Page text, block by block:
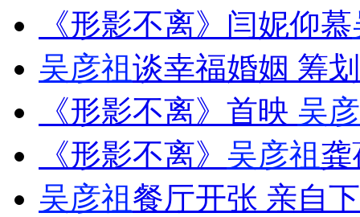
安徽一实载49人客车翻车
走！跟着总书记去植树
消防员救轻生者 花炮节热闹非凡 减压"枕头大战"
《形影不离》闫妮仰慕
吴彦祖 谈幸福婚姻 筹
《形影不离》首映 吴
《形影不离》 吴彦祖 龚
吴彦祖 餐厅开张 亲自